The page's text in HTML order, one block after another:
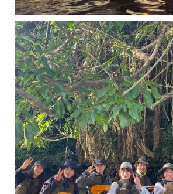
12月に入り、沖縄も流石に半袖では過ごせなくなってきました
ですが、日中はまだ20℃